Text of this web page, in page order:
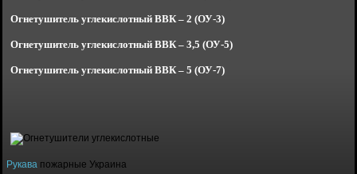
Огнетушитель углекислотный ВВК – 2 (ОУ-3)
Огнетушитель углекислотный ВВК – 3,5 (ОУ-5)
Огнетушитель углекислотный ВВК – 5 (ОУ-7)
Рукава пожарные Украина